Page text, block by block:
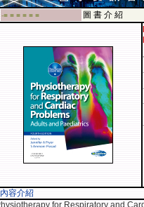
-■ ■ ■ ■ ■ ■
圖 書 介 紹
容介紹
for Respiratory and